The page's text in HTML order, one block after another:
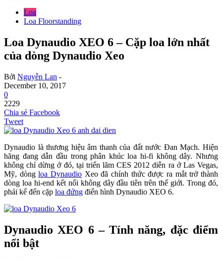
Loa
Loa Floorstanding
Loa Dynaudio XEO 6 – Cặp loa lớn nhất
của dòng Dynaudio Xeo
Bởi Nguyễn Lan -
December 10, 2017
0
2229
Chia sẻ Facebook
Tweet
Dynaudio là thương hiệu âm thanh của đất nước Đan Mạch. Hiện
hãng đang dẫn đầu trong phân khúc loa hi-fi không dây. Nhưng
không chỉ dừng ở đó, tại triển lãm CES 2012 diễn ra ở Las Vegas,
Mỹ, dòngloa Dynaudio Xeo đã chính thức được ra mắt trở thành
dòng loa hi-end kết nối không dây đầu tiên trên thế giới. Trong đó,
phải kể đến cặp loa đứng điển hình Dynaudio XEO 6.
Dynaudio XEO 6 – Tính năng, đặc điểm
nổi bật